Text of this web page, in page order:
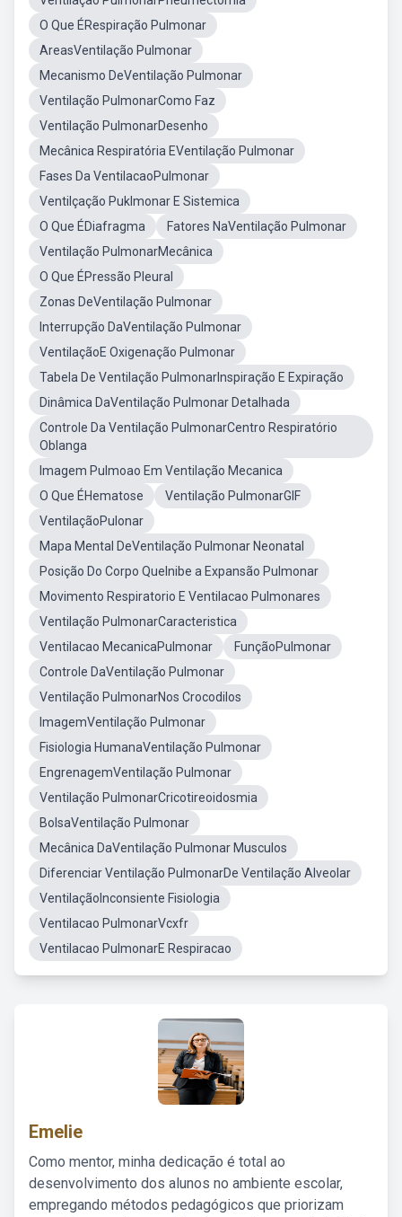
O Que ÉRespiração Pulmonar
AreasVentilação Pulmonar
Mecanismo DeVentilação Pulmonar
Ventilação PulmonarComo Faz
Ventilação PulmonarDesenho
Mecânica Respiratória EVentilação Pulmonar
Fases Da VentilacaoPulmonar
Ventilçação Puklmonar E Sistemica
O Que ÉDiafragma
Fatores NaVentilação Pulmonar
Ventilação PulmonarMecânica
O Que ÉPressão Pleural
Zonas DeVentilação Pulmonar
Interrupção DaVentilação Pulmonar
VentilaçãoE Oxigenação Pulmonar
Tabela De Ventilação PulmonarInspiração E Expiração
Dinâmica DaVentilação Pulmonar Detalhada
Controle Da Ventilação PulmonarCentro Respiratório
Oblanga
Imagem Pulmoao Em Ventilação Mecanica
O Que ÉHematose
Ventilação PulmonarGIF
VentilaçãoPulonar
Mapa Mental DeVentilação Pulmonar Neonatal
Posição Do Corpo QueInibe a Expansão Pulmonar
Movimento Respiratorio E Ventilacao Pulmonares
Ventilação PulmonarCaracteristica
Ventilacao MecanicaPulmonar
FunçãoPulmonar
Controle DaVentilação Pulmonar
Ventilação PulmonarNos Crocodilos
ImagemVentilação Pulmonar
Fisiologia HumanaVentilação Pulmonar
EngrenagemVentilação Pulmonar
Ventilação PulmonarCricotireoidosmia
BolsaVentilação Pulmonar
Mecânica DaVentilação Pulmonar Musculos
Diferenciar Ventilação PulmonarDe Ventilação Alveolar
VentilaçãoInconsiente Fisiologia
Ventilacao PulmonarVcxfr
Ventilacao PulmonarE Respiracao
Emelie
Como mentor, minha dedicação é total ao
desenvolvimento dos alunos no ambiente escolar,
empregando métodos pedagógicos que priorizam